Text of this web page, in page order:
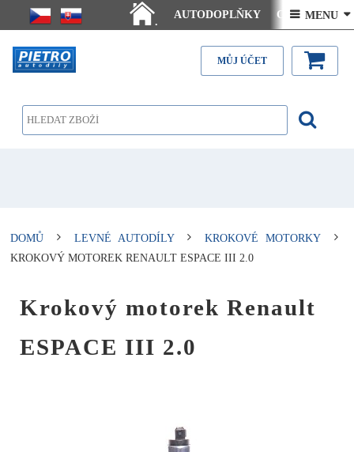
.
AUTODOPLŇKY Ceny doručení
Články - návody Kontakt
 MENU 
MŮJ ÚČET
DOMŮ LEVNÉ AUTODÍLY
KROKOVÉ MOTORKY
KROKOVÝ MOTOREK RENAULT ESPACE III 2.0
Krokový motorek Renault
ESPACE III 2.0